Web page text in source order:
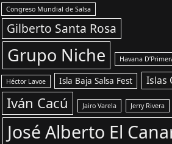
Congreso Mundial de Salsa
Gilberto Santa Rosa
Grupo Niche Havana
Héctor Lavoe Isla Baja Salsa Fest Islas
Iván Cacú Jairo Varela Jerry Rivera
José Alberto El